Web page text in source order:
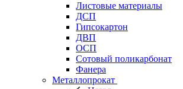
Листовые материалы
ДСП
Гипсокартон
ДВП
ОСП
Сотовый поликарбонат
Фанера
Металлопрокат